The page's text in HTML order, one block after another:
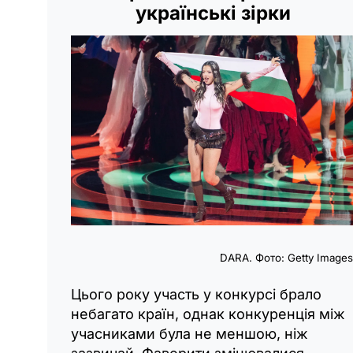
українські зірки
DARA. Фото: Getty
Цього року участь у конкурсі брало
небагато країн, однак конкуренція між
учасниками була не меншою, ніж